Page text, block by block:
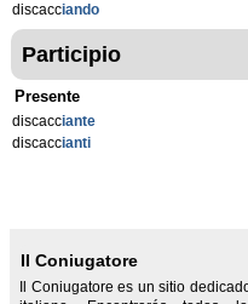
discacciando
Participio
Presente
discacciante
discaccianti
Il Coniugatore
Il Coniugatore es un sitio